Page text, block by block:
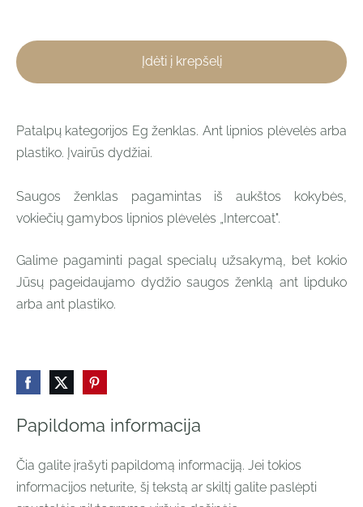
Papildoma informacija
Čia galite įrašyti papildomą informaciją. Jei tokios
informacijos neturite, šį tekstą ar skiltį galite paslėpti
Įdėti į krepšelį
Patalpų kategorijos Eg ženklas. Ant lipnios plėvelės arba
plastiko. Įvairūs dydžiai.
Saugos ženklas pagamintas iš aukštos kokybės,
vokiečių gamybos lipnios plėvelės „Intercoat".
Galime pagaminti pagal specialų užsakymą, bet kokio
Jūsų pageidaujamo dydžio saugos ženklą ant lipduko
arba ant plastiko.